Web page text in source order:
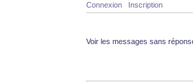
Connexion Inscription
Voir les messages sans